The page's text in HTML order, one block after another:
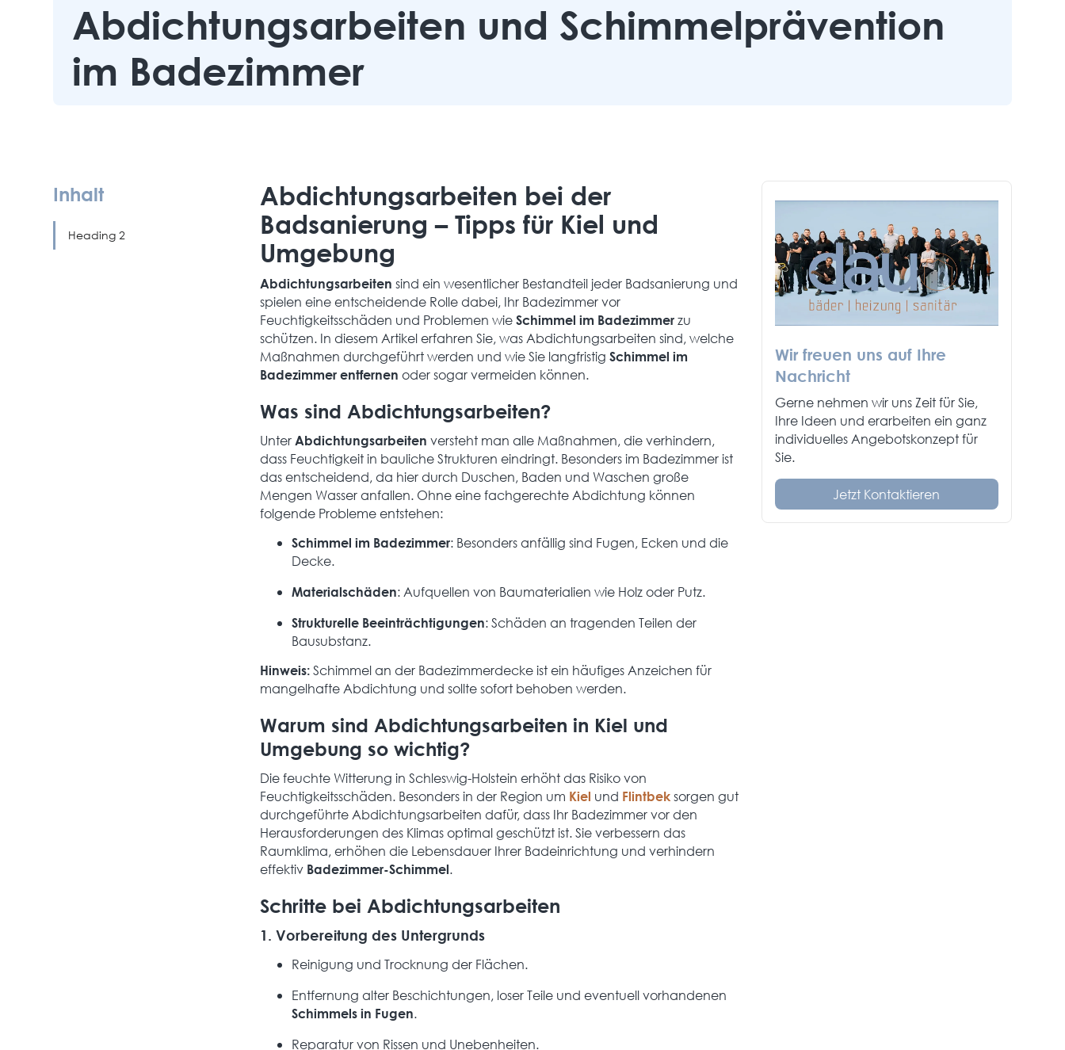
Abdichtungsarbeiten und Schimmelprävention
im Badezimmer
Inhalt
Heading 2
Abdichtungsarbeiten bei der
Badsanierung – Tipps für Kiel und
Umgebung
Abdichtungsarbeiten sind ein wesentlicher Bestandteil jeder Badsanierung und
spielen eine entscheidende Rolle dabei, Ihr Badezimmer vor
Feuchtigkeitsschäden und Problemen wie Schimmel im Badezimmerzu
schützen. In diesem Artikel erfahren Sie, was Abdichtungsarbeiten sind, welche
Maßnahmen durchgeführt werden und wie Sie langfristig Schimmel im
Badezimmer entfernen oder sogar vermeiden können.
Was sind Abdichtungsarbeiten?
Unter Abdichtungsarbeiten versteht man alle Maßnahmen, die verhindern,
dass Feuchtigkeit in bauliche Strukturen eindringt. Besonders im Badezimmer ist
das entscheidend, da hier durch Duschen, Baden und Waschen große
Mengen Wasser anfallen. Ohne eine fachgerechte Abdichtung können
folgende Probleme entstehen:
Schimmel im Badezimmer: Besonders anfällig sind Fugen, Ecken und die
Decke.
Materialschäden: Aufquellen von Baumaterialien wie Holz oder Putz.
Strukturelle Beeinträchtigungen: Schäden an tragenden Teilen der
Bausubstanz.
Hinweis:Schimmel an der Badezimmerdecke ist ein häufiges Anzeichen für
mangelhafte Abdichtung und sollte sofort behoben werden.
Warum sind Abdichtungsarbeiten in Kiel und
Umgebung so wichtig?
Die feuchte Witterung in Schleswig-Holstein erhöht das Risiko von
Feuchtigkeitsschäden. Besonders in der Region um Kiel und Flintbeksorgen gut
durchgeführte Abdichtungsarbeiten dafür, dass Ihr Badezimmer vor den
Herausforderungen des Klimas optimal geschützt ist. Sie verbessern das
Raumklima, erhöhen die Lebensdauer Ihrer Badeinrichtung und verhindern
effektiv Badezimmer-Schimmel.
Schritte bei Abdichtungsarbeiten
1. Vorbereitung des Untergrunds
Reinigung und Trocknung der Flächen.
Entfernung alter Beschichtungen, loser Teile und eventuell vorhandenen
Schimmels in Fugen.
Reparatur von Rissen und Unebenheiten.
Wir freuen uns auf Ihre
Nachricht
Gerne nehmen wir uns Zeit für Sie,
Ihre Ideen und erarbeiten ein ganz
individuelles Angebotskonzept für
Sie.
Jetzt Kontaktieren